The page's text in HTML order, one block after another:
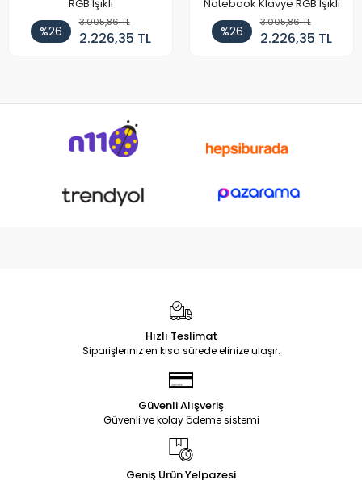
RGB Işıklı
%26
3.005,86 TL
2.226,35 TL
Notebook Klavye RGB Işıklı
%26
3.005,86 TL
2.226,35 TL
Hızlı Teslimat
Siparişleriniz en kısa sürede elinize ulaşır.
Güvenli Alışveriş
Güvenli ve kolay ödeme sistemi
Geniş Ürün Yelpazesi